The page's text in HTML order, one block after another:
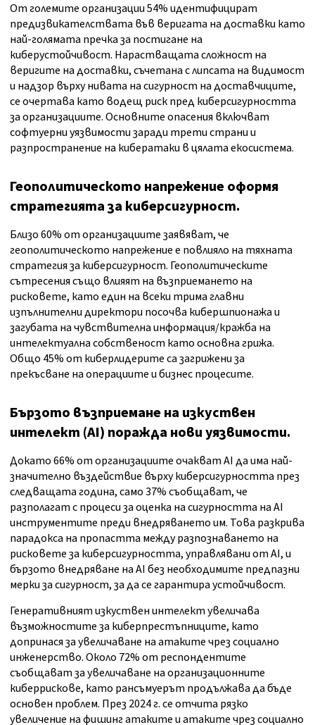
От големите организации 54% идентифицират
предизвикателствата във веригата на доставки като
най-голямата пречка за постигане на
киберустойчивост. Нарастващата сложност на
веригите на доставки, съчетана с липсата на видимост
и надзор върху нивата на сигурност на доставчиците,
се очертава като водещ риск пред киберсигурността
за организациите. Основните опасения включват
софтуерни уязвимости заради трети страни и
разпространение на кибератаки в цялата екосистема.
Геополитическото напрежение оформя
стратегията за киберсигурност.
Близо 60% от организациите заявяват, че
геополитическото напрежение е повлияло на тяхната
стратегия за киберсигурност. Геополитическите
сътресения също влияят на възприемането на
рисковете, като един на всеки трима главни
изпълнителни директори посочва кибершпионажа и
загубата на чувствителна информация/кражба на
интелектуална собственост като основна грижа.
Общо 45% от киберлидерите са загрижени за
прекъсване на операциите и бизнес процесите.
Бързото възприемане на изкуствен
интелект (AI) поражда нови уязвимости.
Докато 66% от организациите очакват AI да има най-
значително въздействие върху киберсигурността през
следващата година, само 37% съобщават, че
разполагат с процеси за оценка на сигурността на AI
инструментите преди внедряването им. Това разкрива
парадокса на пропастта между разпознаването на
рисковете за киберсигурността, управлявани от AI, и
бързото внедряване на AI без необходимите предпазни
мерки за сигурност, за да се гарантира устойчивост.
Генеративният изкуствен интелект увеличава
възможностите за киберпрестъпниците, като
допринася за увеличаване на атаките чрез социално
инженерство. Около 72% от респондентите
съобщават за увеличаване на организационните
киберрискове, като рансъмуерът продължава да бъде
основен проблем. През 2024 г. се отчита рязко
увеличение на фишинг атаките и атаките чрез социално